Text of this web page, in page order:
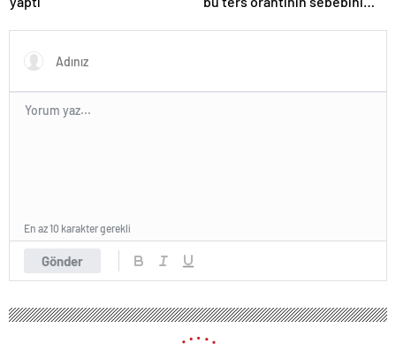
Gönder
En az 10 karakter gerekli